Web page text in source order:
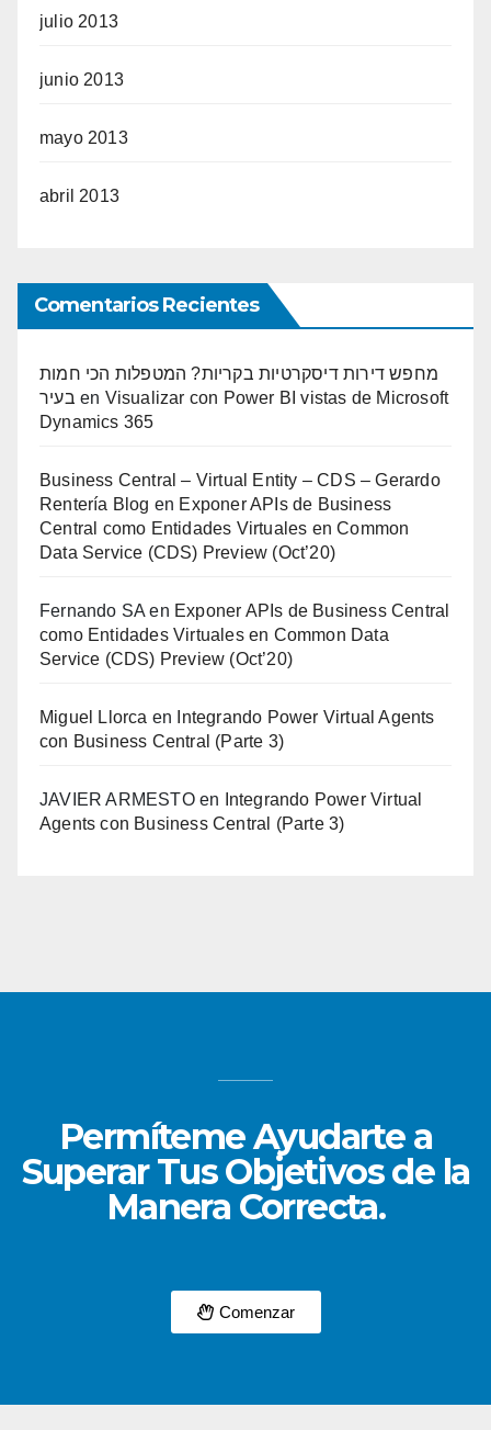
julio 2013
junio 2013
mayo 2013
abril 2013
Comentarios Recientes
מחפש דירות דיסקרטיות בקריות? המטפלות הכי חמות
בעיר en Visualizar con Power BI vistas de Microsoft
Dynamics 365
Business Central – Virtual Entity – CDS – Gerardo
Rentería Blog en Exponer APIs de Business
Central como Entidades Virtuales en Common
Data Service (CDS) Preview (Oct’20)
Fernando SA en Exponer APIs de Business Central
como Entidades Virtuales en Common Data
Service (CDS) Preview (Oct’20)
Miguel Llorca en
Integrando Power Virtual Agents
con Business Central (Parte 3)
JAVIER ARMESTOen
Integrando Power Virtual
Agents con Business Central (Parte 3)
Permíteme Ayudarte a
Superar Tus Objetivos de la
Manera Correcta.
Comenzar